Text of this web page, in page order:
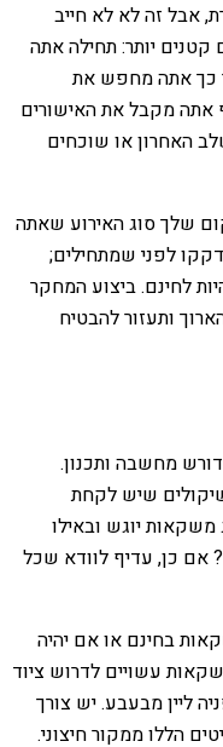
אבל זה לא לא חייב
קטנים יותר: תחילה אתה
כך אתה מחפש את
אתה מקבל את האישורים
האחרון או שוכחים
שלך סוג האירוע שאתה
לפני שמתחילים;
לחינם. ביצוע המחקר
ותעזור להבטיח
מחשבה ותכנון.
שיש לקחת
יוגש ובאילו
אם כן, עדיף לוודא שכל
בחינם או אם יהיה
עשויים לדרוש ציוד
ליין מבעבע. יש צורך
הללו ממקור חיצוני.